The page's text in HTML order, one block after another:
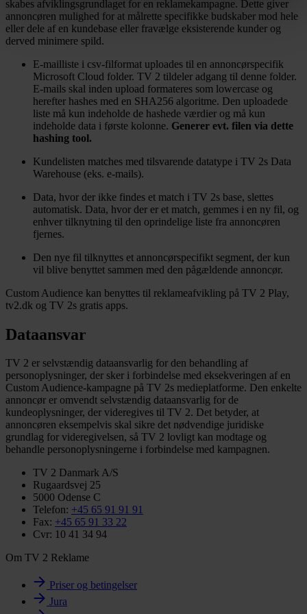
browserdata. Du kan læse mere om behandlingen af dine
oplysninger samt dine rettigheder iPrivatlivspolitik for
skabes afviklingsgrundlaget for en reklamekampagne. Dette giver
annoncøren mulighed for at målrette specifikke budskaber mod hele
eller dele af en kundebase eller fravælge eksisterende kunder og
derved minimere spild.
E-mailliste i csv-filformat uploades til en annoncørspecifik
Microsoft Cloud folder. TV 2 tildeler adgang til denne folder.
E-mails skal inden upload formateres som lowercase og
herefter hashes med en SHA256 algoritme. Den uploadede
liste må kun indeholde de hashede værdier og må kun
indeholde data i første kolonne. Generer evt. filen via dette
hashing tool.
Kundelisten matches med tilsvarende datatype i TV 2s Data
Warehouse (eks. e-mails).
Data, hvor der ikke findes et match i TV 2s base, slettes
automatisk. Data, hvor der er et match, gemmes i en ny fil, og
enhver tilknytning til den oprindelige liste fra annoncøren
fjernes.
Den nye fil tilknyttes et annoncørspecifikt segment, der kun
vil blive benyttet sammen med den pågældende annoncør.
Custom Audience kan benyttes til reklameafvikling på TV 2 Play,
tv2.dk og TV 2s gratis apps.
Dataansvar
TV 2 er selvstændig dataansvarlig for den behandling af
personoplysninger, der sker i forbindelse med eksekveringen af en
Custom Audience-kampagne på TV 2s medieplatforme. Den enkelte
annoncør er omvendt selvstændig dataansvarlig for de
kundeoplysninger, der videregives til TV 2. Det betyder, at
annoncøren eksempelvis skal sikre det nødvendige juridiske
grundlag for videregivelsen, så TV 2 lovligt kan modtage og
behandle personoplysningerne i forbindelse med kampagnen.
TV 2 Danmark A/S
Rugaardsvej 25
5000 Odense C
Telefon: +45 65 91 91 91
Fax: +45 65 91 33 22
Cvr: 10 41 34 94
Om TV 2 Reklame
Priser og betingelser
Jura